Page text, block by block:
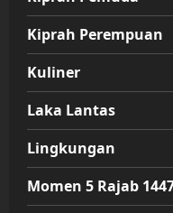
Kiprah Perempuan
Kuliner
Laka Lantas
Lingkungan
Momen 5 Rajab